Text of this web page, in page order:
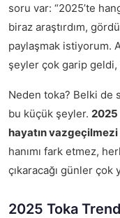
soru var: “2025’te
biraz araştırdım,
paylaşmak istiyorum.
şeyler çok garip
Neden toka? Belki de
bu küçük şeyler. 2025
hayatın
hanımı fark etmez,
çıkaracağı günler çok
2025 Toka